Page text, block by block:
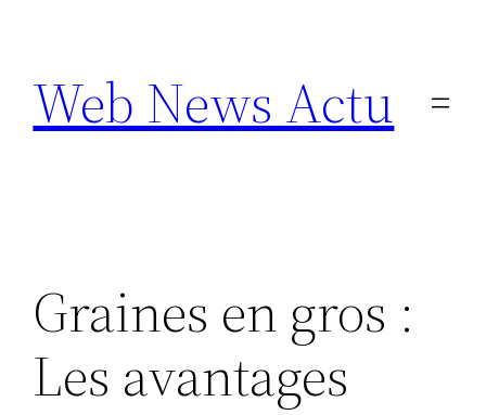
contenu
Web News Actu
Graines en gros :
Les avantages